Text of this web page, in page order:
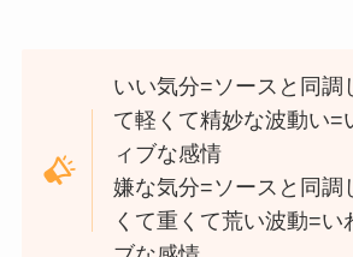
いい気分=ソースと同調
て軽くて精妙な波動い=
ィブな感情
嫌な気分=ソースと同調
くて重くて荒い波動=い